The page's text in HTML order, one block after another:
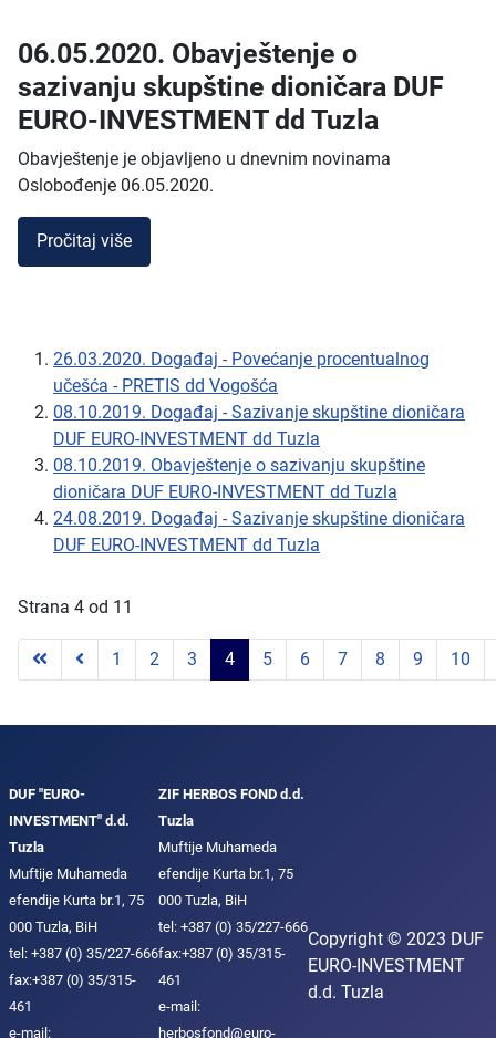
06.05.2020. Obavještenje o
sazivanju skupštine dioničara DUF
EURO-INVESTMENT dd Tuzla
Obavještenje je objavljeno u dnevnim novinama
Oslobođenje 06.05.2020.
Pročitaj više
26.03.2020. Događaj - Povećanje procentualnog
učešća - PRETIS dd Vogošća
08.10.2019. Događaj - Sazivanje skupštine dioničara
DUF EURO-INVESTMENT dd Tuzla
08.10.2019. Obavještenje o sazivanju skupštine
dioničara DUF EURO-INVESTMENT dd Tuzla
24.08.2019. Događaj - Sazivanje skupštine dioničara
DUF EURO-INVESTMENT dd Tuzla
Strana 4 od 11
1 2 3 4 5 6 7 8 9 10
DUF "EURO-
INVESTMENT" d.d.
Tuzla
Muftije Muhameda
efendije Kurta br.1, 75
000 Tuzla, BiH
tel: +387 (0) 35/227-666
fax:+387 (0) 35/315-
461
e-mail:
ZIF HERBOS FOND d.d.
Tuzla
Muftije Muhameda
efendije Kurta br.1, 75
000 Tuzla, BiH
tel: +387 (0) 35/227-666
fax:+387 (0) 35/315-
461
e-mail:
herbosfond@euro-
Copyright © 2023 DUF
EURO-INVESTMENT
d.d. Tuzla